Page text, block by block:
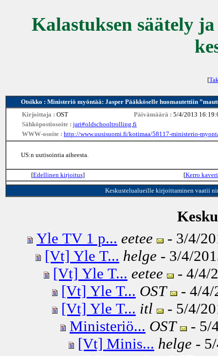
Kalastuksen säätely
[
Otsikko : Ministeriö myöntää: Jasper Pääkköselle huomautettiin
Kirjoittaja : OST Päivämäärä : 5/4/2013
Sähköpostiosoite : jari#oldschooltrolling.fi
WWW-osoite : http://www.uusisuomi.fi/kotimaa/58117-ministerio-
US:n uutisointia aiheesta.
[Edellinen kirjoitus] [Kerro
Keskustelualueille kirjoittaminen vaatii
Yle TV 1 p... eetee
- 3/4/
[Vt] Yle T... helge - 3/4/
[Vt] Yle T... eetee
- 4/4/
[Vt] Yle T... OST
- 4/4/
[Vt] Yle T... itl
- 5/4/
Ministeriö... OST
- 5/
[Vt] Minis... helge -